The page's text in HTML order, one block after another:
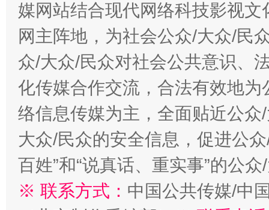
在谋一域中谋全局
媒网站结合现代网络科技影视
网主阵地，为社会公众/大众/民
众/大众/民众对社会公共意识、
化传媒合作交流，合法有效地
络信息传媒为主，全面贴近公
大众/民众的安全信息，促进公
百姓”和“说真话、重实事”的公
※ 联系方式： 中国公共传媒/中